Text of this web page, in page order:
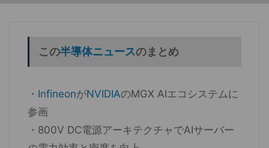
この半導体ニュースのまとめ
・ InfineonがNVIDIAのMGX AIエコシステムに
参画
・800V DC電源アーキテクチャでAIサーバー